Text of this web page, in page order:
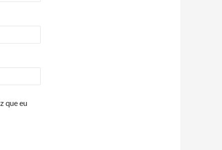
que eu